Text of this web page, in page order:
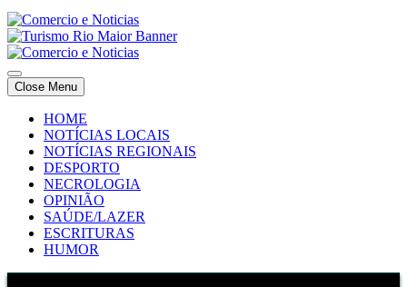
Comercio e Noticias
Notícias e Publicidade Online
Comercio e Noticias
Notícias e Publicidade Online
Close Menu
HOME
NOTÍCIAS LOCAIS
NOTÍCIAS REGIONAIS
DESPORTO
NECROLOGIA
OPINIÃO
SAÚDE/LAZER
ESCRITURAS
HUMOR